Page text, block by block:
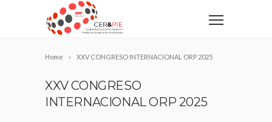
Home XXV CONGRESO INTERNACIONAL ORP 2025
XXV CONGRESO
INTERNACIONAL ORP 2025